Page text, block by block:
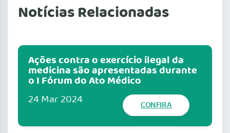
Notícias Relacionadas
Ações contra o exercício ilegal da
medicina são apresentadas durante
o I Fórum do Ato Médico
24 Mar 2024 CONFIRA